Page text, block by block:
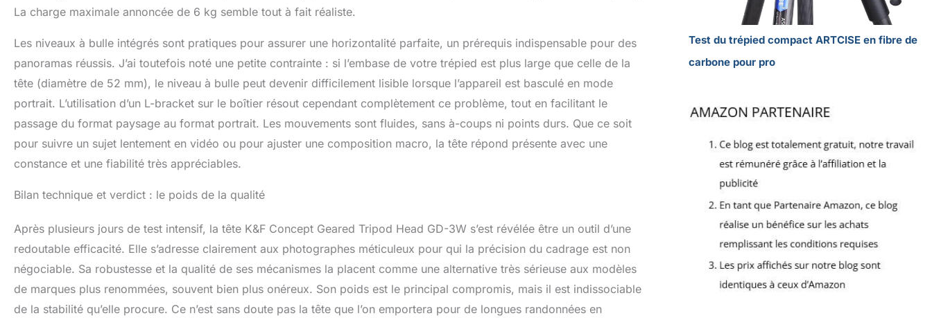
La charge maximale annoncée de 6 kg semble tout à fait réaliste.
Les niveaux à bulle intégrés sont pratiques pour assurer une horizontalité parfaite, un prérequis indispensable pour des
panoramas réussis. J’ai toutefois noté une petite contrainte : si l’embase de votre trépied est plus large que celle de la
tête (diamètre de 52 mm), le niveau à bulle peut devenir difficilement lisible lorsque l’appareil est basculé en mode
portrait. L’utilisation d’un L-bracket sur le boîtier résout cependant complètement ce problème, tout en facilitant le
passage du format paysage au format portrait. Les mouvements sont fluides, sans à-coups ni points durs. Que ce soit
pour suivre un sujet lentement en vidéo ou pour ajuster une composition macro, la tête répond présente avec une
constance et une fiabilité très appréciables.
Bilan technique et verdict : le poids de la qualité
Après plusieurs jours de test intensif, la tête K&F Concept Geared Tripod Head GD-3W s’est révélée être un outil d’une
redoutable efficacité. Elle s’adresse clairement aux photographes méticuleux pour qui la précision du cadrage est non
négociable. Sa robustesse et la qualité de ses mécanismes la placent comme une alternative très sérieuse aux modèles
de marques plus renommées, souvent bien plus onéreux. Son poids est le principal compromis, mais il est indissociable
de la stabilité qu’elle procure. Ce n’est sans doute pas la tête que l’on emportera pour de longues randonnées en
Test du trépied compact ARTCISE en fibre de
carbone pour pro